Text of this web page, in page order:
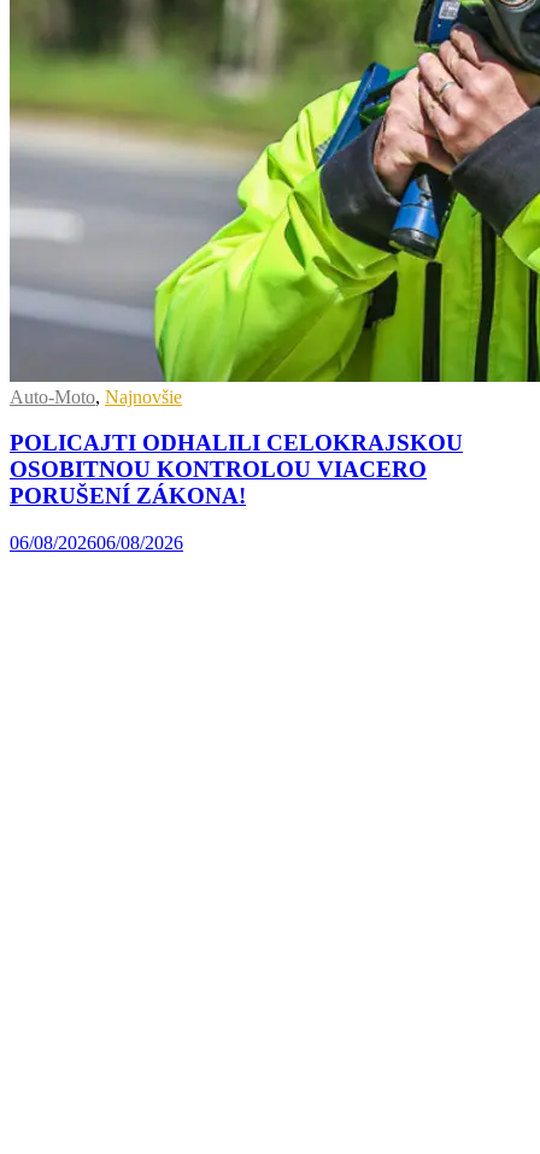
Auto-Moto, Najnovšie
POLICAJTI ODHALILI CELOKRAJSKOU
OSOBITNOU KONTROLOU VIACERO
PORUŠENÍ ZÁKONA!
06/08/202606/08/2026